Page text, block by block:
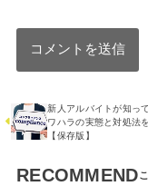
新人アルバイトが知っ
ワハラの実態と対処法
【保存版】
RECOMMEND